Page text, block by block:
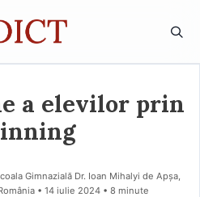
a elevilor prin
Gimnazială Dr. Ioan Mihalyi de Apșa,
14 iulie 2024 • 8 minute